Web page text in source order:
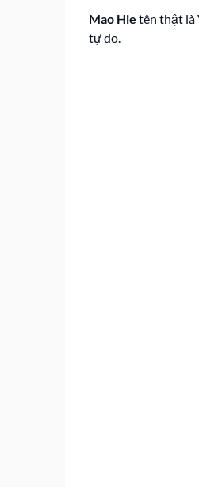
Mao Hie tên thật là
tự do.